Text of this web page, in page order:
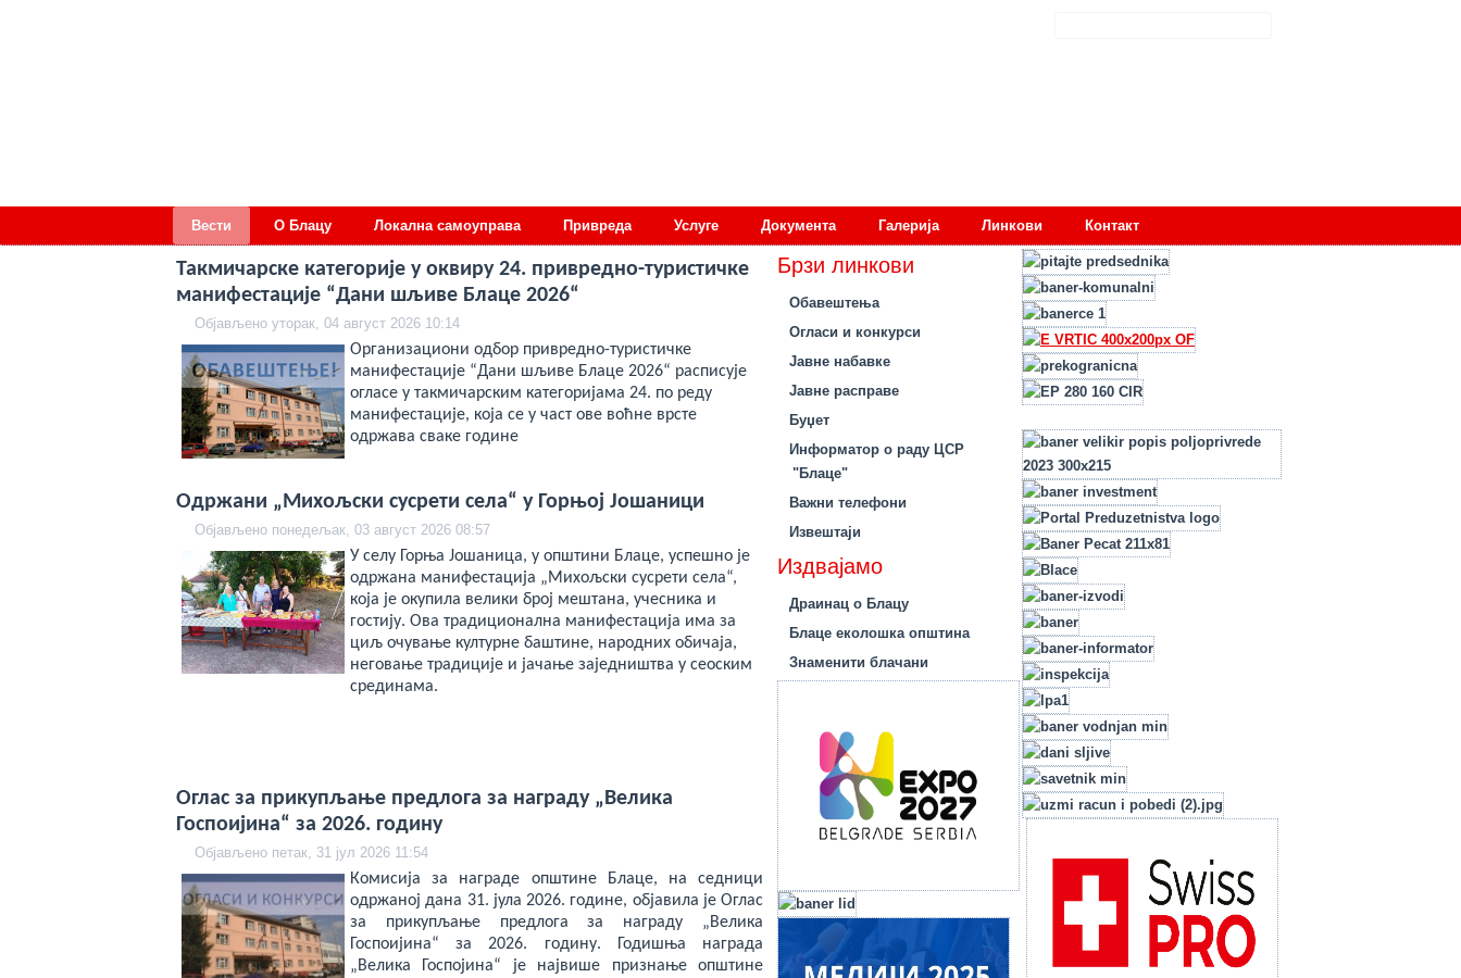
Вести О Блацу Локална самоуправа Привреда Услуге Документа Галерија Линкови Контакт
bonusu
veren
siteler
deneme
bonusu
bonusu
veren
siteler
2024
deneme
bonusu
veren
bahis
siteleri
veren
bahis
siteleri
deneme
bonusu
veren
yeni
siteler
deneme
bonusu
veren
casino
Такмичарске категорије у оквиру 24. привредно-туристичке
манифестације “Дани шљиве Блаце 2026“
Објављено уторак, 04 август 2026 10:14
Организациони одбор привредно-туристичке
манифестације “Дани шљиве Блаце 2026“ расписује
огласе у такмичарским категоријама 24. по реду
манифестације, која се у част ове воћне врсте
одржава сваке године
Одржани „Михољски сусрети села“ у Горњој Јошаници
Објављено понедељак, 03 август 2026 08:57
У селу Горња Јошаница, у општини Блаце, успешно је
одржана манифестација „Михољски сусрети села“,
која је окупила велики број мештана, учесника и
гостију. Ова традиционална манифестација има за
циљ очување културне баштине, народних обичаја,
неговање традиције и јачање заједништва у сеоским
срединама.
Оглас за прикупљање предлога за награду „Велика
Госпоијина“ за 2026. годину
Објављено петак, 31 јул 2026 11:54
Комисија за награде општине Блаце, на седници
одржаној дана 31. јула 2026. године, објавила је Оглас
за прикупљање предлога за награду „Велика
Госпоијина“ за 2026. годину. Годишња награда
„Велика Госпојина“ је највише признање општине
Брзи линкови
Обавештења
Огласи и конкурси
Јавне набавке
Јавне расправе
Буџет
Информатор о раду ЦСР
"Блаце"
Важни телефони
Извештаји
Издвајамо
Драинац о Блацу
Блаце еколошка општина
Знаменити блачани